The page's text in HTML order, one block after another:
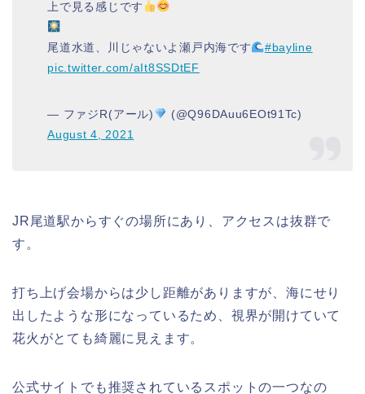
上で見る感じです
尾道水道、川じゃないよ瀬戸内海です
#bayline
pic.twitter.com/aIt8SSDtEF
— ファジR(⁠アール)
(@Q96DAuu6EOt91Tc)
August 4, 2021
JR尾道駅からすぐの場所にあり、アクセスは抜群で
す。
打ち上げ会場からは少し距離がありますが、海にせり
出したような形になっているため、視界が開けていて
花火がとても綺麗に見えます。
公式サイトでも推奨されているスポットの一つなの